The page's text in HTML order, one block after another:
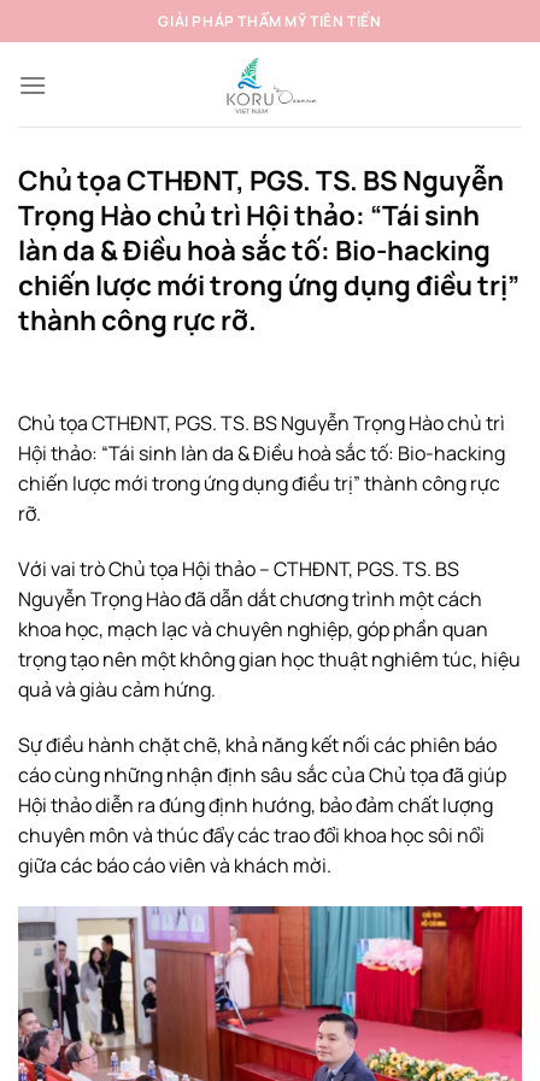
qua
nội
GIẢI PHÁP THẨM MỸ TIÊN TIẾN
Chủ tọa CTHĐNT, PGS. TS. BS Nguyễn
Trọng Hào chủ trì Hội thảo: “Tái sinh
làn da & Điều hoà sắc tố: Bio-hacking
chiến lược mới trong ứng dụng điều trị”
thành công rực rỡ.
Chủ tọa CTHĐNT, PGS. TS. BS Nguyễn Trọng Hào chủ trì
Hội thảo: “Tái sinh làn da & Điều hoà sắc tố: Bio-hacking
chiến lược mới trong ứng dụng điều trị” thành công rực
rỡ.
Với vai trò Chủ tọa Hội thảo – CTHĐNT, PGS. TS. BS
Nguyễn Trọng Hào đã dẫn dắt chương trình một cách
khoa học, mạch lạc và chuyên nghiệp, góp phần quan
trọng tạo nên một không gian học thuật nghiêm túc, hiệu
quả và giàu cảm hứng.
Sự điều hành chặt chẽ, khả năng kết nối các phiên báo
cáo cùng những nhận định sâu sắc của Chủ tọa đã giúp
Hội thảo diễn ra đúng định hướng, bảo đảm chất lượng
chuyên môn và thúc đẩy các trao đổi khoa học sôi nổi
giữa các báo cáo viên và khách mời.